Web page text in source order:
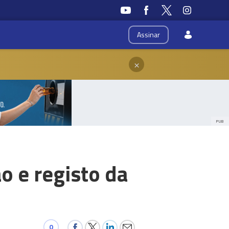
Assinar
×
PUB
e registo da
0